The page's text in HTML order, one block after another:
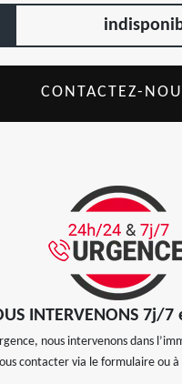
CONTACTEZ-
INTERVENONS 7j/
nous intervenons dans
contacter via le formulaire ou à